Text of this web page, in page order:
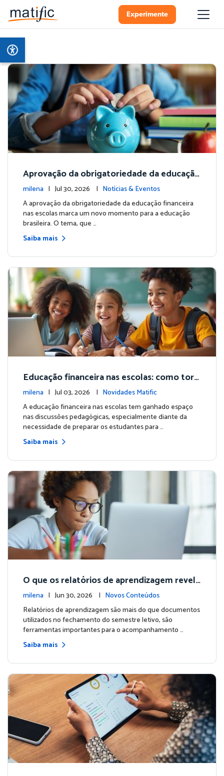
Experimente
Aprovação da obrigatoriedade da educação
financeira nas escolas: o que muda para insti
tuições de ensino?
milena | Jul 30, 2026 | Notícias & Eventos
A aprovação da obrigatoriedade da educação financeira
nas escolas marca um novo momento para a educação
brasileira. O tema, que …
Saiba mais
Educação financeira nas escolas: como torn
ar parte da rotina dos alunos
milena | Jul 03, 2026 | Novidades Matific
A educação financeira nas escolas tem ganhado espaço
nas discussões pedagógicas, especialmente diante da
necessidade de preparar os estudantes para …
Saiba mais
O que os relatórios de aprendizagem revela
m sobre cada aluno, e por que isso faz difer
ença até nas férias
milena | Jun 30, 2026 | Novos Conteúdos
Relatórios de aprendizagem são mais do que documentos
utilizados no fechamento do semestre letivo, são
ferramentas importantes para o acompanhamento …
Saiba mais